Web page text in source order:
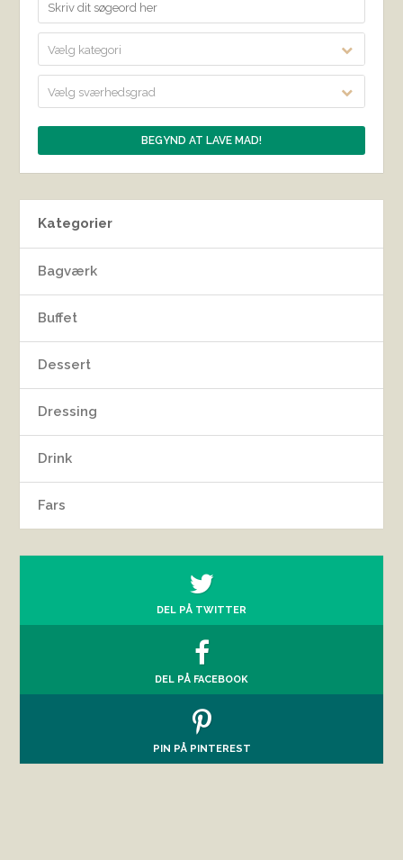
Vælg kategori
Vælg sværhedsgrad
Kategorier
Bagværk
Buffet
Dessert
Dressing
Drink
Fars
DEL PÅ TWITTER
DEL PÅ FACEBOOK
PIN PÅ PINTEREST